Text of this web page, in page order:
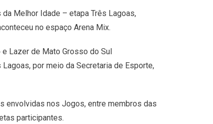
Melhor Idade – etapa Três Lagoas,
no espaço Arena Mix.
Lazer de Mato Grosso do Sul
por meio da Secretaria de Esporte,
envolvidas nos Jogos, entre membros das
participantes.